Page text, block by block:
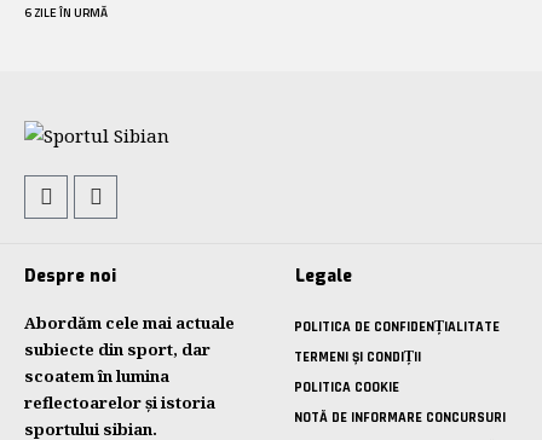
6 ZILE ÎN URMĂ
Despre noi
Abordăm cele mai actuale
subiecte din sport, dar
scoatem în lumina
reflectoarelor și istoria
sportului sibian.
Legale
POLITICA DE CONFIDENȚIALITATE
TERMENI ȘI CONDIȚII
POLITICA COOKIE
NOTĂ DE INFORMARE CONCURSURI